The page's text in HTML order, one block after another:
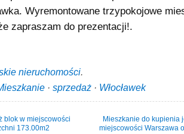
Wyremontowane trzypokojowe
zapraszam do prezentacji!.
nieruchomości.
· sprzedaż · Włocławek
blok w miejscowości
173.00m2
Mieszkanie do kupienia
miejscowości Warszawa